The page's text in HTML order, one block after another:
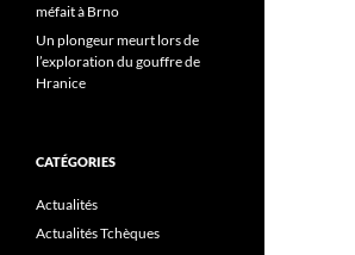
méfait à Brno
Un plongeur meurt lors de
l’exploration du gouffre de
Hranice
CATÉGORIES
Actualités
Actualités Tchèques